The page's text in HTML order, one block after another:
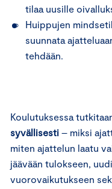
tilaa uusille
Huippujen
suunnata
tehdään.
Koulutuksessa
syvällisesti – miksi
miten ajattelun laatu
jäävään tulokseen,
vuorovaikutukseen